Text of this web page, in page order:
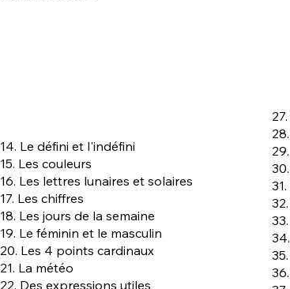
14. Le défini et l'indéfini
15. Les couleurs
16. Les lettres lunaires et solaires
17. Les chiffres
18. Les jours de la semaine
19. Le féminin et le masculin
20. Les 4 points cardinaux
21. La météo
22. Des expressions utiles